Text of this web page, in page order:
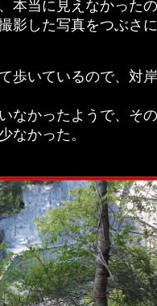
本当に見えなかった
影した写真をつぶさ
歩いているので、対
なかったようで、そ
なかった。